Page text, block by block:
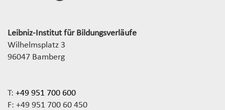
Leibniz-Institut für Bildungsverläufe
Wilhelmsplatz 3
96047 Bamberg
T: +49 951 700 600
F: +49 951 700 60 450